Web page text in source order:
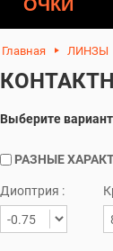
Главная ЛИНЗЫ
Выберите
РАЗНЫЕ
Диоптрия :